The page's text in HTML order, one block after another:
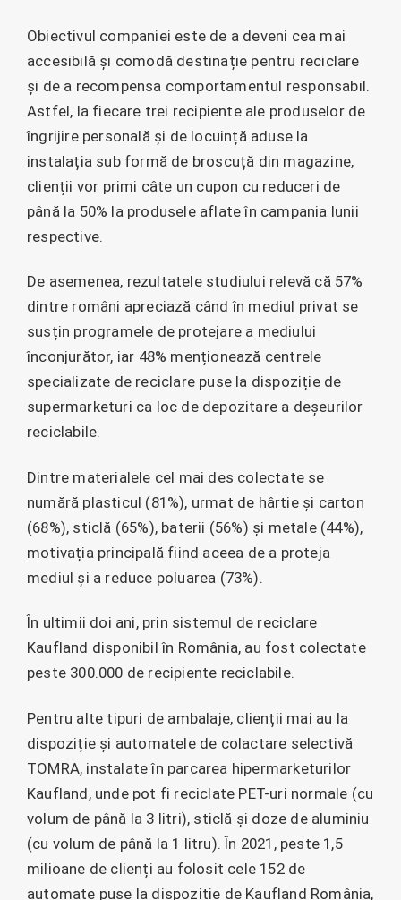
Obiectivul companiei este de a deveni cea mai
accesibilă și comodă destinație pentru reciclare
și de a recompensa comportamentul responsabil.
Astfel, la fiecare trei recipiente ale produselor de
îngrijire personală și de locuință aduse la
instalația sub formă de broscuță din magazine,
clienții vor primi câte un cupon cu reduceri de
până la 50% la produsele aflate în campania lunii
respective.
De asemenea, rezultatele studiului relevă că 57%
dintre români apreciază când în mediul privat se
susțin programele de protejare a mediului
înconjurător, iar 48% menționează centrele
specializate de reciclare puse la dispoziție de
supermarketuri ca loc de depozitare a deșeurilor
reciclabile.
Dintre materialele cel mai des colectate se
numără plasticul (81%), urmat de hârtie și carton
(68%), sticlă (65%), baterii (56%) și metale (44%),
motivația principală fiind aceea de a proteja
mediul și a reduce poluarea (73%).
În ultimii doi ani, prin sistemul de reciclare
Kaufland disponibil în România, au fost colectate
peste 300.000 de recipiente reciclabile.
Pentru alte tipuri de ambalaje, clienții mai au la
dispoziție și automatele de colactare selectivă
TOMRA, instalate în parcarea hipermarketurilor
Kaufland, unde pot fi reciclate PET-uri normale (cu
volum de până la 3 litri), sticlă și doze de aluminiu
(cu volum de până la 1 litru). În 2021, peste 1,5
milioane de clienți au folosit cele 152 de
automate puse la dispoziție de Kaufland România,